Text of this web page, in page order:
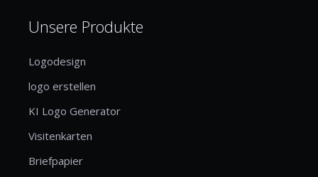
Unsere Produkte
Logodesign
logo erstellen
KI Logo Generator
Visitenkarten
Briefpapier